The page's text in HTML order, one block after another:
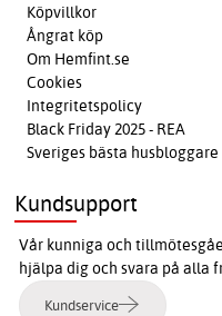
Köpvillkor
Ångrat köp
Om Hemfint.se
Cookies
Integritetspolicy
Black Friday 2025 - REA
Sveriges bästa husbloggare
Kundsupport
Vår kunniga och
hjälpa dig och svara på alla
Kundservice